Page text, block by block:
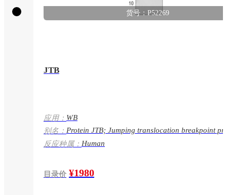
货号：P52269
JTB
应用： WB
别名： Protein JTB; Jumping translocation breakpoint
Prostate androgen-regulated protein; PAR
反应种属： Human
目录价 ¥1980